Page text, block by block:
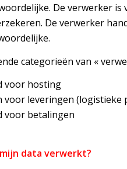
De verwerker is
De verwerker
categorieën van «
voor hosting
voor leveringen (logistieke
voor betalingen
data verwerkt?